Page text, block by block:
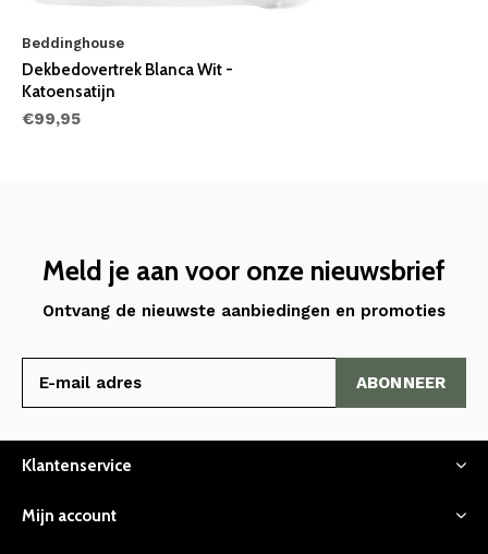
Beddinghouse
Dekbedovertrek Blanca Wit -
Katoensatijn
€99,95
Meld je aan voor onze nieuwsbrief
Ontvang de nieuwste aanbiedingen en promoties
ABONNEER
Klantenservice
Mijn account